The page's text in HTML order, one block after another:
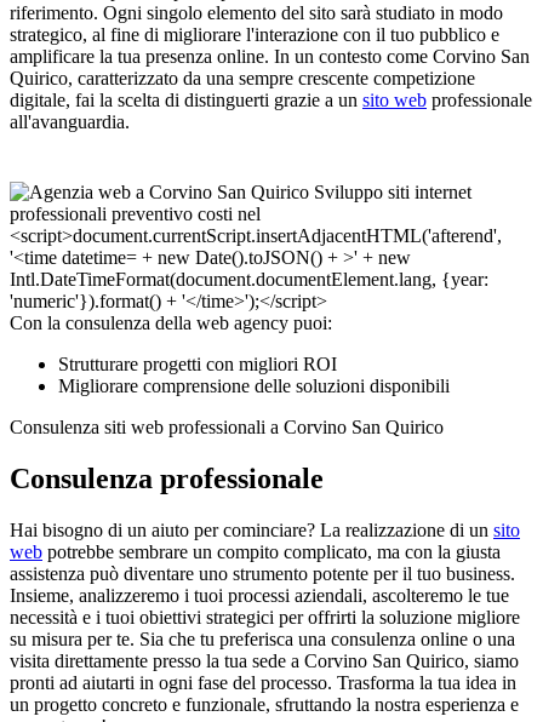
riferimento. Ogni singolo elemento del sito sarà studiato in modo
strategico, al fine di migliorare l'interazione con il tuo pubblico e
amplificare la tua presenza online. In un contesto come Corvino San
Quirico, caratterizzato da una sempre crescente competizione
digitale, fai la scelta di distinguerti grazie a un sito web professionale
all'avanguardia.
Con la consulenza della web agency puoi:
Strutturare progetti con migliori ROI
Migliorare comprensione delle soluzioni disponibili
Consulenza siti web professionali a Corvino San Quirico
Consulenza professionale
Hai bisogno di un aiuto per cominciare? La realizzazione di un sito
web potrebbe sembrare un compito complicato, ma con la giusta
assistenza può diventare uno strumento potente per il tuo business.
Insieme, analizzeremo i tuoi processi aziendali, ascolteremo le tue
necessità e i tuoi obiettivi strategici per offrirti la soluzione migliore
su misura per te. Sia che tu preferisca una consulenza online o una
visita direttamente presso la tua sede a Corvino San Quirico, siamo
pronti ad aiutarti in ogni fase del processo. Trasforma la tua idea in
un progetto concreto e funzionale, sfruttando la nostra esperienza e